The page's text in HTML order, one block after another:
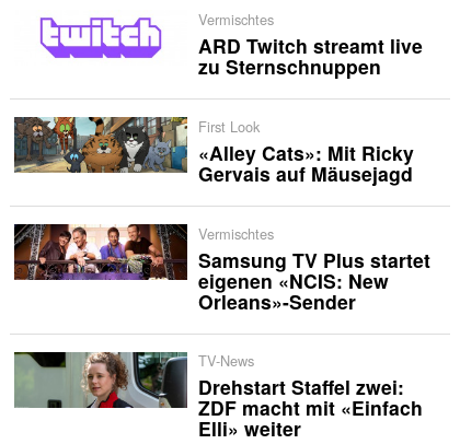
Vermischtes
ARD Twitch streamt live
zu Sternschnuppen
First Look
«Alley Cats»: Mit Ricky
Gervais auf Mäusejagd
Vermischtes
Samsung TV Plus startet
eigenen «NCIS: New
Orleans»-Sender
TV-News
Drehstart Staffel zwei:
ZDF macht mit «Einfach
Elli» weiter